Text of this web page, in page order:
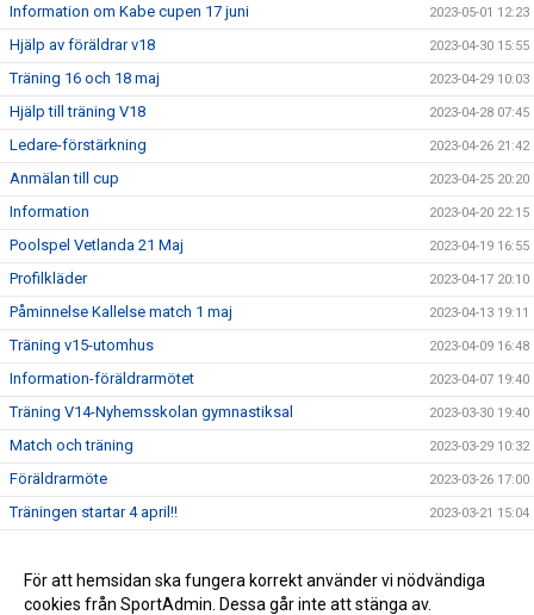
Information om Kabe cupen 17 juni 2023-05-01 12:23
Hjälp av föräldrar v18 2023-04-30 15:55
Träning 16 och 18 maj 2023-04-29 10:03
Hjälp till träning V18 2023-04-28 07:45
Ledare-förstärkning 2023-04-26 21:42
Anmälan till cup 2023-04-25 20:20
Information 2023-04-20 22:15
Poolspel Vetlanda 21 Maj 2023-04-19 16:55
Profilkläder 2023-04-17 20:10
Påminnelse Kallelse match 1 maj 2023-04-13 19:11
Träning v15-utomhus 2023-04-09 16:48
Information-föräldrarmötet 2023-04-07 19:40
Träning V14-Nyhemsskolan gymnastiksal 2023-03-30 19:40
Match och träning 2023-03-29 10:32
Föräldrarmöte 2023-03-26 17:00
Träningen startar 4 april!! 2023-03-21 15:04
Träningsstart 4 april 2023-02-28 08:41
För att hemsidan ska fungera korrekt använder vi nödvändiga
cookies från SportAdmin. Dessa går inte att stänga av.